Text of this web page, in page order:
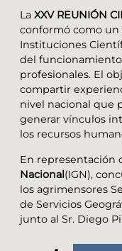
La XXV REUNIÓN
conformó como
Instituciones
del
profesionales. El
compartir
nivel nacional que
generar vínculos
los recursos
En representación
Nacional(IGN),
los agrimensores
de Servicios
junto al Sr. Diego